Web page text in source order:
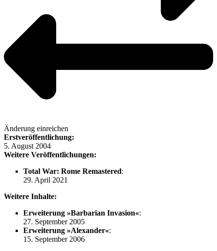
Änderung einreichen
Erstveröffentlichung:
5. August 2004
Weitere Veröffentlichungen:
Total War: Rome Remastered:
29. April 2021
Weitere Inhalte:
Erweiterung »Barbarian Invasion«:
27. September 2005
Erweiterung »Alexander«:
15. September 2006